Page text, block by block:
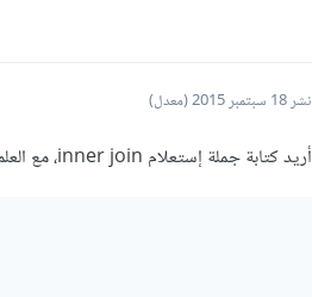
نشر18 سبتمبر 2015 (معدل)
أريد كتابة جملة إستعلام inner join، مع العلم أني أشتغل على Symfony؟ وهذا ما حاولت برمجته: